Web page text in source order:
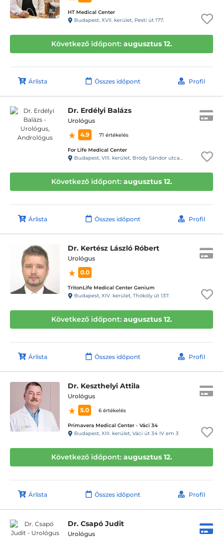
HT Medical Center
Budapest, XVII. kerület, Pesti út 177.
Következő időpont: augusztus 12.
Árlista Összes időpont Profil
Dr. Erdélyi Balázs
Urológus
4.9
71 értékelés
For Life Medical Center
Budapest, VIII. kerület, Bródy Sándor utca 28. 1.lépcsőház, fsz. 2.
Következő időpont: augusztus 12.
Árlista Összes időpont Profil
Dr. Kertész László Róbert
Urológus
0.0
TritonLife Medical Center Genium
Budapest, XIV. kerület, Thököly út 137.
Következő időpont: augusztus 12.
Árlista Összes időpont Profil
Dr. Keszthelyi Attila
Urológus
5.0
6 értékelés
Primavera Medical Center - Váci 34
Budapest, XIII. kerület, Váci út 34 IV em 3
Következő időpont: augusztus 12.
Árlista Összes időpont Profil
Dr. Csapó Judit
Urológus